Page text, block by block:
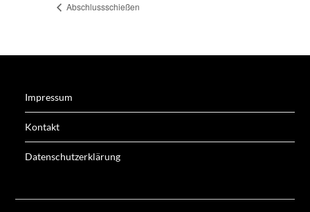
Abschlussschießen
Impressum
Kontakt
Datenschutzerklärung